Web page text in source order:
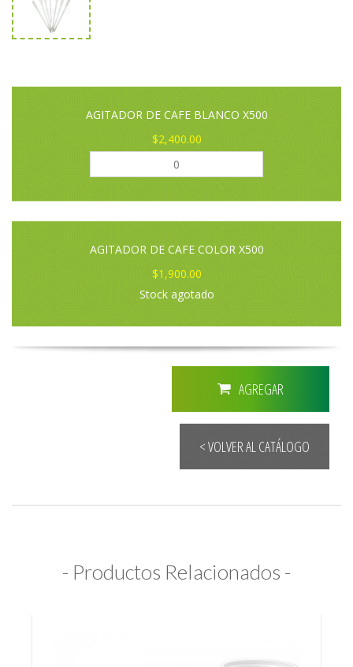
AGITADOR DE CAFE BLANCO X500
$2,400.00
AGITADOR DE CAFE COLOR X500
$1,900.00
Stock agotado
AGREGAR
< VOLVER AL CATÁLOGO
- Productos Relacionados -